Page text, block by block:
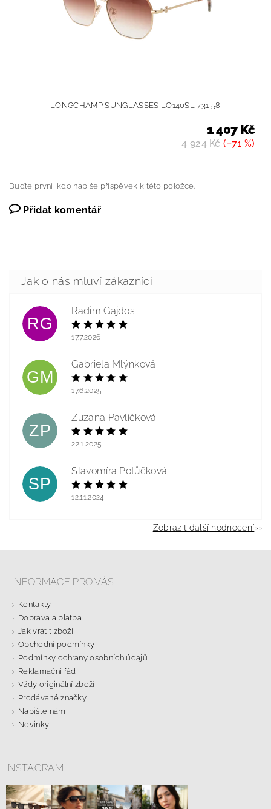
LONGCHAMP SUNGLASSES LO140SL 731 58
4 924 Kč(–71 %)
1 407 Kč
Buďte první, kdo napíše příspěvek k této položce.
Přidat komentář
RG
Radim Gajdos
17.7.2026
GM
Gabriela Mlýnková
17.6.2025
ZP
Zuzana Pavlíčková
22.1.2025
SP
Slavomíra Potůčková
12.11.2024
Zobrazit další hodnocení
INFORMACE PRO VÁS
Kontakty
Doprava a platba
Jak vrátit zboží
Obchodní podmínky
Podmínky ochrany osobních údajů
Reklamační řád
Vždy originální zboží
Prodávané značky
Napište nám
Novinky
INSTAGRAM